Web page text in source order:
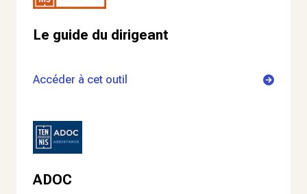
Le guide du dirigeant
Accéder à cet outil
ADOC